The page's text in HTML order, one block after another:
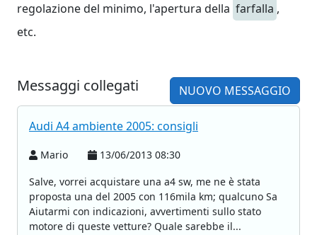
regolazione del minimo, l'apertura della farfalla ,
etc.
Messaggi collegati NUOVO MESSAGGIO
Audi A4 ambiente 2005: consigli
Mario
13/06/2013 08:30
Salve, vorrei acquistare una a4 sw, me ne è stata
proposta una del 2005 con 116mila km; qualcuno Sa
Aiutarmi con indicazioni, avvertimenti sullo stato
motore di queste vetture? Quale sarebbe il...